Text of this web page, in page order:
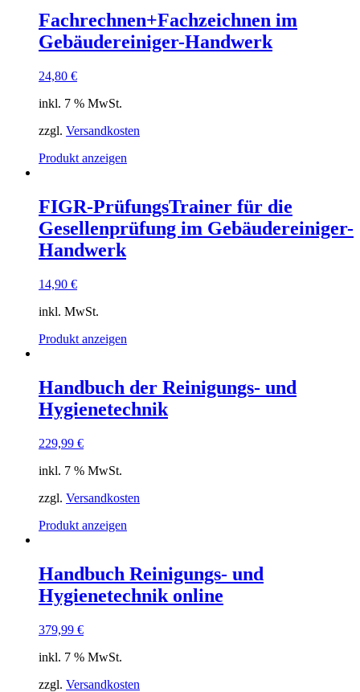
Fachrechnen+Fachzeichnen im
Gebäudereiniger-Handwerk
24,80 €
inkl. 7 % MwSt.
zzgl. Versandkosten
Produkt anzeigen
FIGR-PrüfungsTrainer für die
Gesellenprüfung im Gebäudereiniger-
Handwerk
14,90 €
inkl. MwSt.
Produkt anzeigen
Handbuch der Reinigungs- und
Hygienetechnik
229,99 €
inkl. 7 % MwSt.
zzgl. Versandkosten
Produkt anzeigen
Handbuch Reinigungs- und
Hygienetechnik online
379,99 €
inkl. 7 % MwSt.
zzgl. Versandkosten